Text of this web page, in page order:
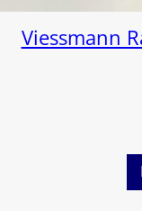
Viessmann